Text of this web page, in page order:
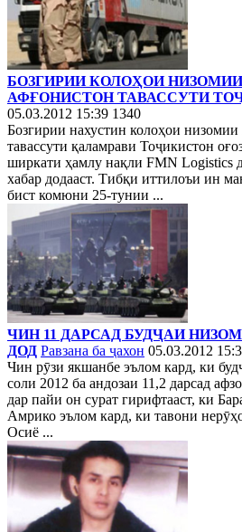
БОЗГИРИИ КОЛОҲОИ
АФҒОНИСТОН ТАВАССУТИ
05.03.2012 15:39 1340
Бозгирии нахустин колоҳои
тавассути қаламрави Тоҷикистон
ширкати ҳамлу нақли FMN Logistics
хабар додааст. Тибқи иттилоъи ин
бист комюни 25-тунии ...
ЧИН 11 ДАРСАД БУДҶАИ
ДОД Равзана ба ҷахон 05.03.2012
Чин рӯзи якшанбе эълом кард, ки
соли 2012 ба андозаи 11,2 дарсад
дар пайи он сурат гирифтааст, ки
Амрико эълом кард, ки тавони
Осиё ...